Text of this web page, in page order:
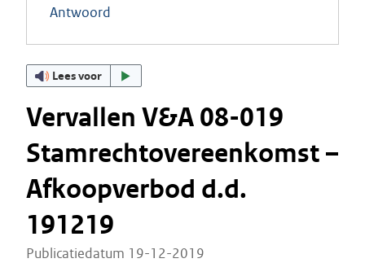
Antwoord
Lees voor
Vervallen V&A 08-019
Stamrechtovereenkomst –
Afkoopverbod d.d.
191219
Publicatiedatum 19-12-2019